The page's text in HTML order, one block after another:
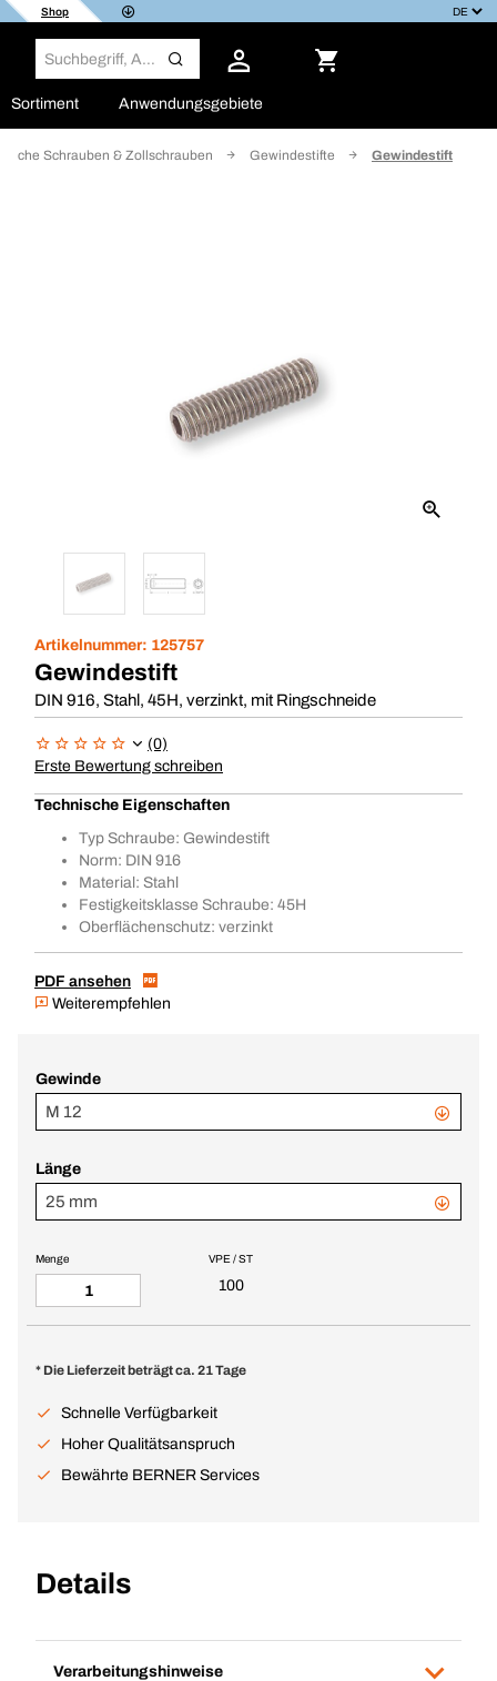
Shop
Sortiment Anwendungsgebiete
Schrauben & Zollschrauben Gewindestifte Gewindestift
Artikelnummer: 125757
Gewindestift
DIN 916, Stahl, 45H, verzinkt, mit Ringschneide
(0)
Erste Bewertung schreiben
Technische Eigenschaften
Typ Schraube: Gewindestift
Norm: DIN 916
Material: Stahl
Festigkeitsklasse Schraube: 45H
Oberflächenschutz: verzinkt
PDF ansehen
Weiterempfehlen
Gewinde
M 12
Länge
25 mm
VPE / ST
100
Menge
* Die Lieferzeit beträgt ca. 21 Tage
Schnelle Verfügbarkeit
Hoher Qualitätsanspruch
Bewährte BERNER Services
Details
Verarbeitungshinweise